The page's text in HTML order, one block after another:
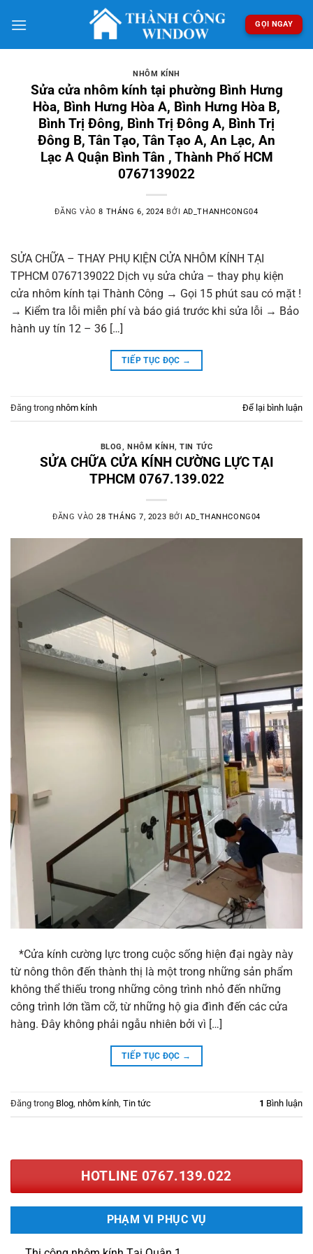
qua
GỌI NGAY
NHÔM KÍNH
Sửa cửa nhôm kính tại phường Bình Hưng
Hòa, Bình Hưng Hòa A, Bình Hưng Hòa B,
Bình Trị Đông, Bình Trị Đông A, Bình Trị
Đông B, Tân Tạo, Tân Tạo A, An Lạc, An
Lạc A Quận Bình Tân , Thành Phố HCM
0767139022
ĐĂNG VÀO8 THÁNG 6, 2024 BỞI AD_THANHCONG04
SỬA CHỮA – THAY PHỤ KIỆN CỬA NHÔM KÍNH TẠI
TPHCM 0767139022 Dịch vụ sửa chửa – thay phụ kiện
cửa nhôm kính tại Thành Công → Gọi 15 phút sau có mặt !
→ Kiểm tra lỗi miễn phí và báo giá trước khi sửa lỗi → Bảo
hành uy tín 12 – 36 […]
TIẾP TỤC ĐỌC →
Đăng trong nhôm kính Để lại bình luận
BLOG,NHÔM KÍNH,TIN TỨC
SỬA CHỮA CỬA KÍNH CƯỜNG LỰC TẠI
TPHCM 0767.139.022
ĐĂNG VÀO28 THÁNG 7, 2023 BỞI AD_THANHCONG04
*Cửa kính cường lực trong cuộc sống hiện đại ngày này
từ nông thôn đến thành thị là một trong những sản phẩm
không thể thiếu trong những công trình nhỏ đến những
công trình lớn tầm cỡ, từ những hộ gia đình đến các cửa
hàng. Đây không phải ngẫu nhiên bởi vì […]
TIẾP TỤC ĐỌC →
Đăng trong Blog nhôm kính Tin tức 1 Bình luận
HOTLINE 0767.139.022
PHẠM VI PHỤC VỤ